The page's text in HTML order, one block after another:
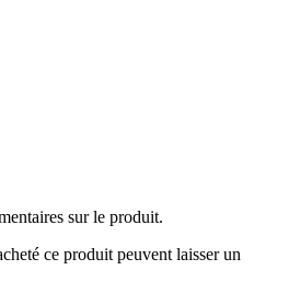
sur le produit.
ce produit peuvent laisser un